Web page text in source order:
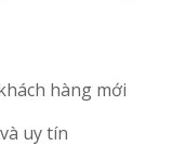
hàng mới
uy tín